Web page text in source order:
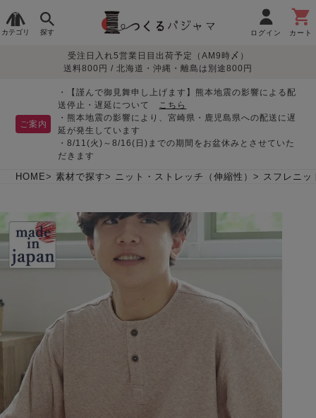
カテゴリ 探す ログイン カート
レディースパジャマ
秋
メンズパジャマ
生地で
さがす
ガーゼ
サッカー/ちぢみ 楊
ニット/ストレッチ
目的別で
さがす
敏感肌用
パジャマ
入院・介護
胸が目立たない
マタニティ
パジャマ
ペアで
そろえたい
体型別におすすめパジ
ャマ
年齢別におすすめパジ
ルームウェア
デザインで
さがす
ィース
パジャマ
前開き
作務衣
羽織・バスロ
ーブ
上着単品
夏パジャマ特集 つくるパジャマとは
お支払い・送料・配送
について
返品・交換について
会社概要 お買い物ガイド 安心の日本製
受注日入れ5営業日目出荷予定（AM9時〆）
送料800円 / 北海道・沖縄・離島は別途800円
ご案内
・【謹んで御見舞申し上げます】熊本地震の影響による配
送停止・遅延について こちら
・熊本地震の影響により、宮崎県・鹿児島県への配送に遅
延が発生しています
・8/11(火)～8/16(日)までの期間をお盆休みとさせていた
だきます
HOME 素材で探す ニット・ストレッチ（伸縮性） スフレニッ